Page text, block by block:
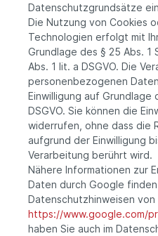
Datenschutzgrundsätze
Die Nutzung von Cookies
Technologien erfolgt mit
Grundlage des § 25 Abs. 1
Abs. 1 lit. a DSGVO. Die
personenbezogenen
Einwilligung auf Grundlage
DSGVO. Sie können die
widerrufen, ohne dass die
aufgrund der Einwilligung
Verarbeitung berührt wird.
Nähere Informationen zur
Daten durch Google
Datenschutzhinweisen
https://www.google.com/
haben Sie auch im